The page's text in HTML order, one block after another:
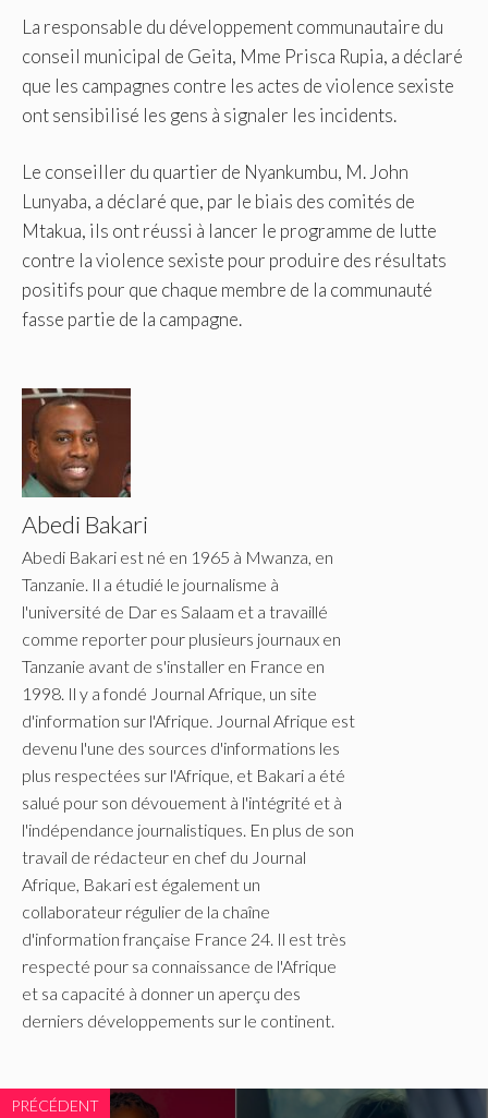
La responsable du développement communautaire du
conseil municipal de Geita, Mme Prisca Rupia, a déclaré
que les campagnes contre les actes de violence sexiste
ont sensibilisé les gens à signaler les incidents.
Le conseiller du quartier de Nyankumbu, M. John
Lunyaba, a déclaré que, par le biais des comités de
Mtakua, ils ont réussi à lancer le programme de lutte
contre la violence sexiste pour produire des résultats
positifs pour que chaque membre de la communauté
fasse partie de la campagne.
Abedi Bakari
Abedi Bakari est né en 1965 à Mwanza, en
Tanzanie. Il a étudié le journalisme à
l'université de Dar es Salaam et a travaillé
comme reporter pour plusieurs journaux en
Tanzanie avant de s'installer en France en
1998. Il y a fondé Journal Afrique, un site
d'information sur l'Afrique. Journal Afrique est
devenu l'une des sources d'informations les
plus respectées sur l'Afrique, et Bakari a été
salué pour son dévouement à l'intégrité et à
l'indépendance journalistiques. En plus de son
travail de rédacteur en chef du Journal
Afrique, Bakari est également un
collaborateur régulier de la chaîne
d'information française France 24. Il est très
respecté pour sa connaissance de l'Afrique
et sa capacité à donner un aperçu des
derniers développements sur le continent.
PRÉCÉDENT